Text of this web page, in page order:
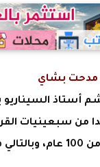
– مدحت بشاي
أستاذ
جدا من سبعينيات
مراحل.